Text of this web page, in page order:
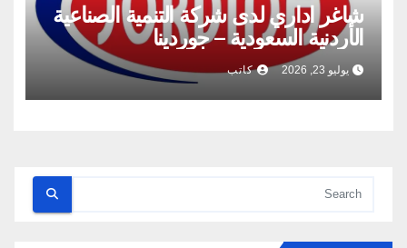
شاغر اداري لدى شركة التنمية الصناعية
الأردنية السعودية – جوردينا
يوليو 23, 2026 كاتب